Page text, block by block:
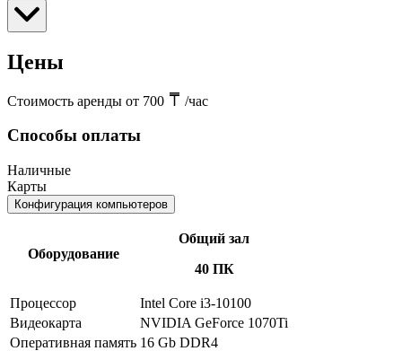
Цены
Стоимость аренды от 700 /час
Способы оплаты
Наличные
Карты
Конфигурация компьютеров
Оборудование
Общий зал
40 ПК
Процессор
Intel Core i3-10100
Видеокарта
NVIDIA GeForce 1070Ti
Оперативная память 16 Gb DDR4